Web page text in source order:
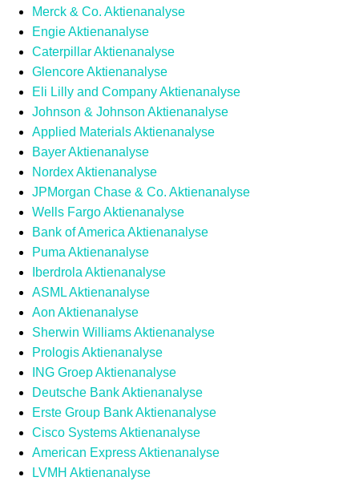
Merck & Co. Aktienanalyse
Engie Aktienanalyse
Caterpillar Aktienanalyse
Glencore Aktienanalyse
Eli Lilly and Company Aktienanalyse
Johnson & Johnson Aktienanalyse
Applied Materials Aktienanalyse
Bayer Aktienanalyse
Nordex Aktienanalyse
JPMorgan Chase & Co. Aktienanalyse
Wells Fargo Aktienanalyse
Bank of America Aktienanalyse
Puma Aktienanalyse
Iberdrola Aktienanalyse
ASML Aktienanalyse
Aon Aktienanalyse
Sherwin Williams Aktienanalyse
Prologis Aktienanalyse
ING Groep Aktienanalyse
Deutsche Bank Aktienanalyse
Erste Group Bank Aktienanalyse
Cisco Systems Aktienanalyse
American Express Aktienanalyse
LVMH Aktienanalyse